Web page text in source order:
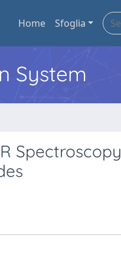
Home Sfoglia
System
Spectroscopy